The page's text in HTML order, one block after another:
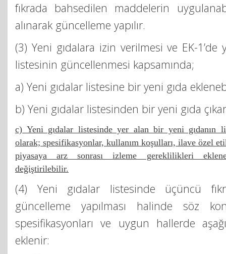
fıkrada bahsedilen maddelerin
alınarak güncelleme yapılır.
(3) Yeni gıdalara izin verilmesi ve EK-1’de
listesinin güncellenmesi kapsamında;
a) Yeni gıdalar listesine bir yeni gıda
b) Yeni gıdalar listesinden bir yeni gıda
c) Yeni gıdalar listesinde yer alan bir yeni gıdanın
olarak; spesifikasyonlar, kullanım koşulları, ilave özel
piyasaya arz sonrası izleme gereklilikleri
değiştirilebilir.
(4) Yeni gıdalar listesinde üçüncü
güncelleme yapılması halinde söz
spesifikasyonları ve uygun hallerde
eklenir: